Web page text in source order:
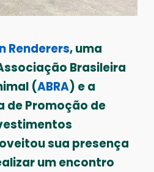
Renderers, uma
Brasileira
(ABRA) e a
de Promoção de
sua presença
um encontro